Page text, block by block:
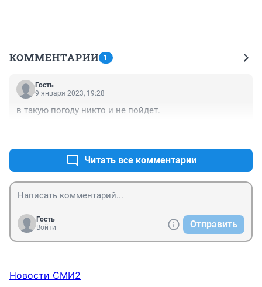
КОММЕНТАРИИ 1
Гость
9 января 2023, 19:28
в такую погоду никто и не пойдет.
Читать все комментарии
Гость
Войти
Отправить
Новости СМИ2